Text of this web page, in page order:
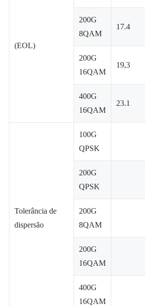
(EOL)
200G
8QAM
17.4
200G
16QAM
19,3
400G
16QAM
23.1
Tolerância de
dispersão
100G
QPSK
200G
QPSK
200G
8QAM
200G
16QAM
400G
16QAM